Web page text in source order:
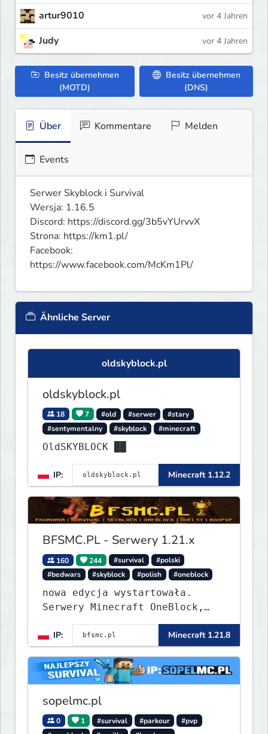
artur9010 vor 4 Jahren
Judy vor 4 Jahren
Besitz übernehmen
(MOTD)
Besitz übernehmen
(DNS)
Über Kommentare Melden
Events
Serwer Skyblock i Survival
Wersja: 1.16.5
Discord: https://discord.gg/3b5vYUrvvX
Strona: https://km1.pl/
Facebook:
https://www.facebook.com/McKm1Pl/
Ähnliche Server
oldskyblock.pl
oldskyblock.pl
18 7 #old #serwer
#stary
#sentymentalny
#skyblock #minecraft
OldSKYBLOCK ██
IP: Minecraft 1.12.2
BFSMC.PL - Serwery 1.21.x
160 244 #survival
#polski
#bedwars
#skyblock #polish #oneblock
nowa edycja wystartowała.
Serwery Minecraft OneBlock,
Survival, SkyBlock, Duels,
RealLife, PVP, BedWars, kitpvp
IP: Minecraft 1.21.8
sopelmc.pl
0 1 #survival #parkour
#pvp